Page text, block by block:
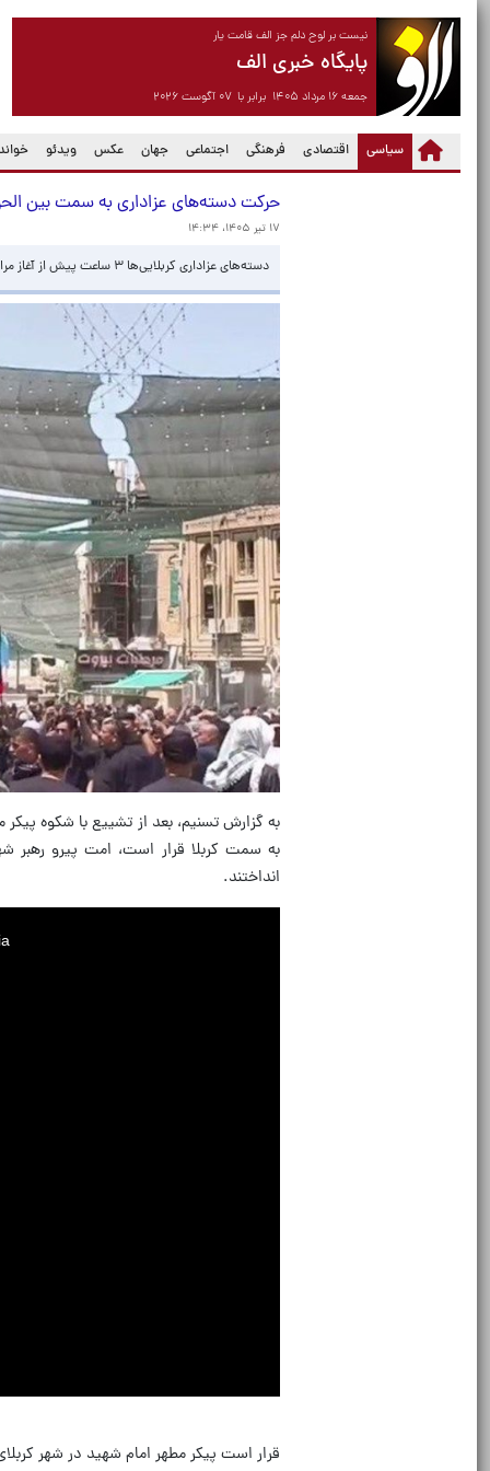
نیست بر لوح دلم جز الف قامت یار
پایگاه خبری الف
جمعه ۱۶ مرداد ۱۴۰۵ برابر با ۰۷ آگوست ۲۰۲۶
سیاسی
(current) اقتصادی فرهنگی اجتماعی جهان عکس ویدئو
حرکت دسته‌های عزاداری به سمت بین
۱۷ تیر ۱۴۰۵، ۱۴:۳۴
دسته‌های عزاداری کربلایی‌ها ۳ ساعت پیش از آغاز مراسم تشییع رهبر شهید در کربلا به راه افتادند.
به گزارش تسنیم، بعد از تشییع با شکوه
به سمت کربلا قرار است، امت پیرو رهبر
انداختند.
قرار است پیکر مطهر امام شهید در شهر